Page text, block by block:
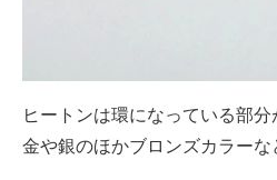
ヒートンは環になっている部
金や銀のほかブロンズカラーな